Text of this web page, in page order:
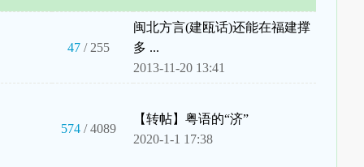
47/ 255
闽北方言(建瓯话)还能在福建撑
多 ...
2013-11-20 13:41
574/ 4089
【转帖】粤语的“济”
2020-1-1 17:38